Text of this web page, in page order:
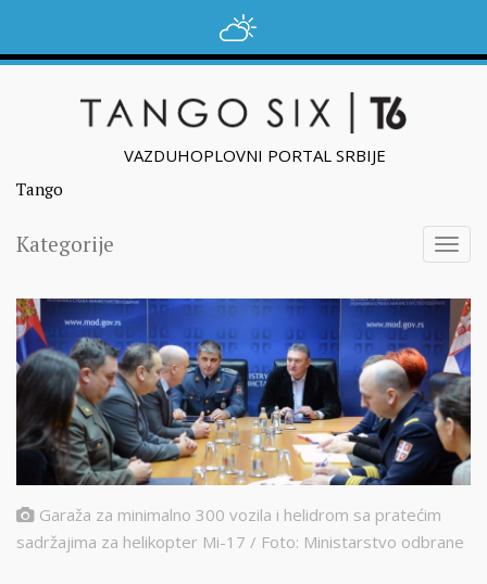
VAZDUHOPLOVNI PORTAL SRBIJE
Tango
Kategorije
Garaža za minimalno 300 vozila i helidrom sa pratećim
sadržajima za helikopter Mi-17 / Foto: Ministarstvo odbrane